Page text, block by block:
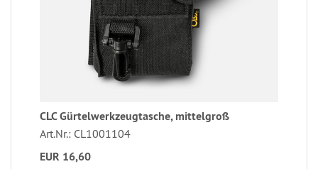
CLC Gürtelwerkzeugtasche, mittelgroß
Art.Nr.: CL1001104
EUR 16,60